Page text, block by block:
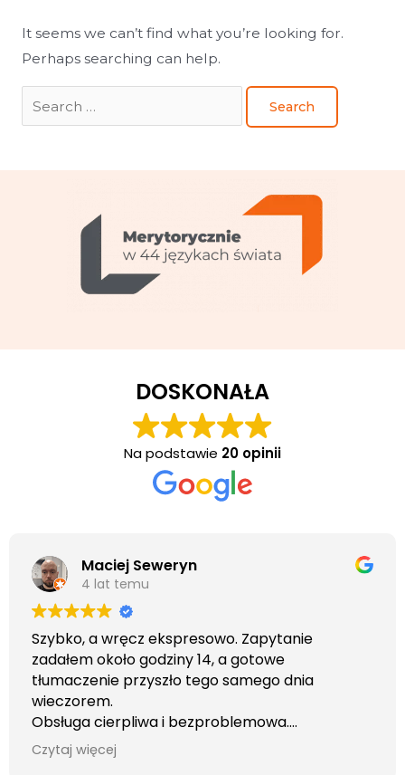
It seems we can’t find what you’re looking for.
Perhaps searching can help.
DOSKONAŁA
Na podstawie 20 opinii
Maciej Seweryn
4 lat temu
Szybko, a wręcz ekspresowo. Zapytanie
zadałem około godziny 14, a gotowe
tłumaczenie przyszło tego samego dnia
wieczorem.
Obsługa cierpliwa i bezproblemowa.
Otrzymałem wszelkie informacje i porady jaka
usługa będzie dla mnie najlepsza. Faktura także
Czytaj więcej